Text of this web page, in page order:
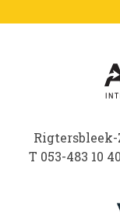
Rigtersbleek-
T 053-483 10 40